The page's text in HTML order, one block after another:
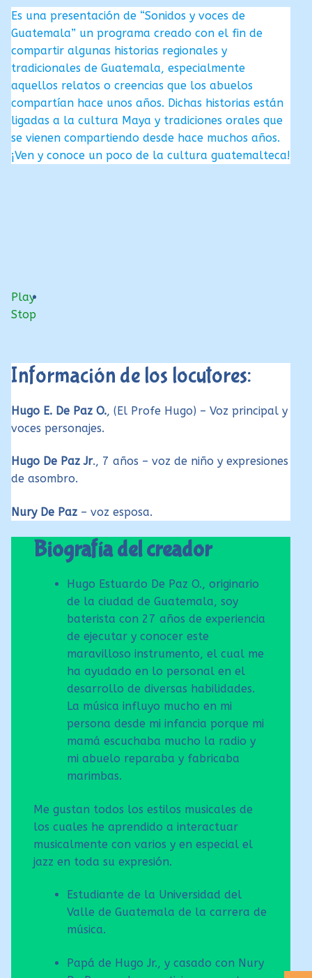
Es una presentación de “Sonidos y voces de
Guatemala” un programa creado con el fin de
compartir algunas historias regionales y
tradicionales de Guatemala, especialmente
aquellos relatos o creencias que los abuelos
compartían hace unos años. Dichas historias están
ligadas a la cultura Maya y tradiciones orales que
se vienen compartiendo desde hace muchos años.
¡Ven y conoce un poco de la cultura guatemalteca!
Play
Stop
Información de los locutores:
Hugo E. De Paz O., (El Profe Hugo) – Voz principal y
voces personajes.
Hugo De Paz Jr., 7 años – voz de niño y expresiones
de asombro.
Nury De Paz – voz esposa.
Biografía del creador
Hugo Estuardo De Paz O., originario
de la ciudad de Guatemala, soy
baterista con 27 años de experiencia
de ejecutar y conocer este
maravilloso instrumento, el cual me
ha ayudado en lo personal en el
desarrollo de diversas habilidades.
La música influyo mucho en mi
persona desde mi infancia porque mi
mamá escuchaba mucho la radio y
mi abuelo reparaba y fabricaba
marimbas.
Me gustan todos los estilos musicales de
los cuales he aprendido a interactuar
musicalmente con varios y en especial el
jazz en toda su expresión.
Estudiante de la Universidad del
Valle de Guatemala de la carrera de
música.
Papá de Hugo Jr., y casado con Nury